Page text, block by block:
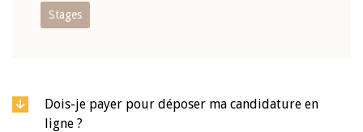
Stages
Dois-je payer pour déposer ma candidature en
ligne ?